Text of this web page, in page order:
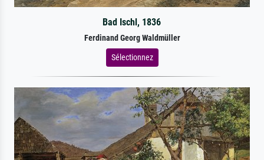
Bad Ischl, 1836
Ferdinand Georg Waldmüller
Sélectionnez